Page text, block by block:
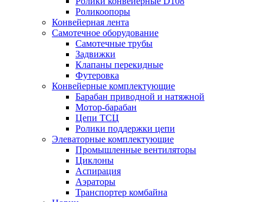
Роликоопоры
Конвейерная лента
Самотечное оборудование
Самотечные трубы
Задвижки
Клапаны перекидные
Футеровка
Конвейерные комплектующие
Барабан приводной и натяжной
Мотор-барабан
Цепи ТСЦ
Ролики поддержки цепи
Элеваторные комплектующие
Промышленные вентиляторы
Циклоны
Аспирация
Аэраторы
Транспортер комбайна